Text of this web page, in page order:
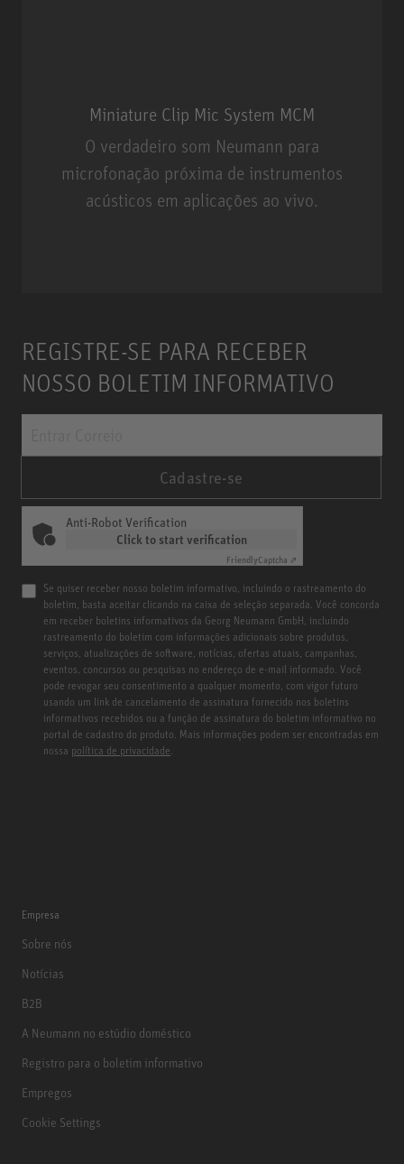
Miniature Clip Mic System MCM
O verdadeiro som Neumann para
microfonação próxima de instrumentos
acústicos em aplicações ao vivo.
REGISTRE-SE PARA RECEBER
NOSSO BOLETIM INFORMATIVO
Cadastre-se
Anti-Robot Verification
Click to start verification
FriendlyCaptcha ⇗
Se quiser receber nosso boletim informativo, incluindo o rastreamento do
boletim, basta aceitar clicando na caixa de seleção separada. Você concorda
em receber boletins informativos da Georg Neumann GmbH, incluindo
rastreamento do boletim com informações adicionais sobre produtos,
serviços, atualizações de software, notícias, ofertas atuais, campanhas,
eventos, concursos ou pesquisas no endereço de e-mail informado. Você
pode revogar seu consentimento a qualquer momento, com vigor futuro
usando um link de cancelamento de assinatura fornecido nos boletins
informativos recebidos ou a função de assinatura do boletim informativo no
portal de cadastro do produto. Mais informações podem ser encontradas em
nossa política de privacidade.
Empresa
Sobre nós
Notícias
B2B
A Neumann no estúdio doméstico
Registro para o boletim informativo
Empregos
Cookie Settings